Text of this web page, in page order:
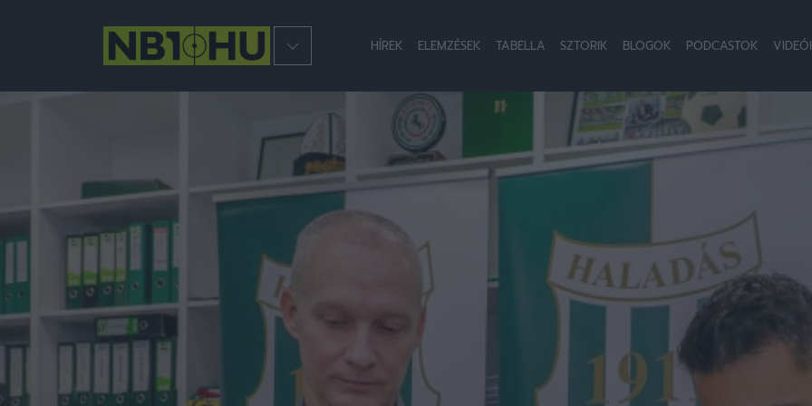
HÍREK ELEMZÉSEK TABELLA SZTORIK BLOGOK PODCASTOK